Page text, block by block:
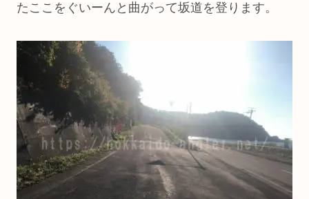
たここをぐいーんと曲がって坂道を登ります。